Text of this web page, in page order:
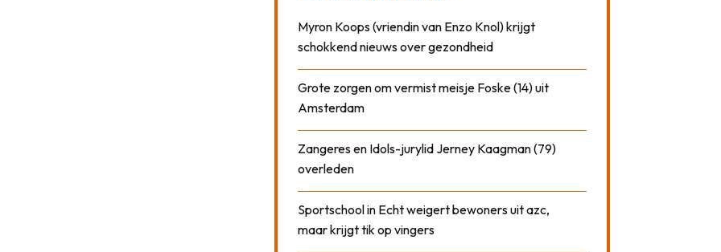
Myron Koops (vriendin van Enzo Knol) krijgt
schokkend nieuws over gezondheid
Grote zorgen om vermist meisje Foske (14) uit
Amsterdam
Zangeres en Idols-jurylid Jerney Kaagman (79)
overleden
Sportschool in Echt weigert bewoners uit azc,
maar krijgt tik op vingers